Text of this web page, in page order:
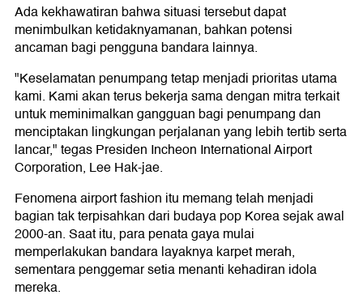
Ada kekhawatiran bahwa situasi tersebut dapat
menimbulkan ketidaknyamanan, bahkan potensi
ancaman bagi pengguna bandara lainnya.
"Keselamatan penumpang tetap menjadi prioritas utama
kami. Kami akan terus bekerja sama dengan mitra terkait
untuk meminimalkan gangguan bagi penumpang dan
menciptakan lingkungan perjalanan yang lebih tertib serta
lancar," tegas Presiden Incheon International Airport
Corporation, Lee Hak-jae.
Fenomena airport fashion itu memang telah menjadi
bagian tak terpisahkan dari budaya pop Korea sejak awal
2000-an. Saat itu, para penata gaya mulai
memperlakukan bandara layaknya karpet merah,
sementara penggemar setia menanti kehadiran idola
mereka.